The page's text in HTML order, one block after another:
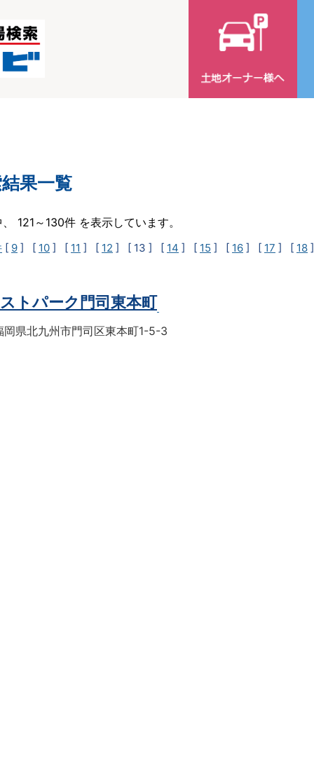
果一覧
121～130件 を表示しています。
[ 9 ] [ 10 ] [ 11 ] [ 12 ] [ 13 ] [ 14 ] [ 15 ] [ 16 ] [ 17 ] [ 18
ストパーク門司東本町
岡県北九州市門司区東本町1-5-3